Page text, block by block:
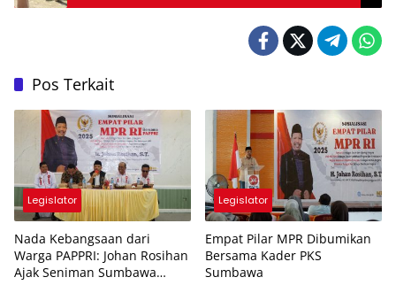
Pos Terkait
Legislator
Nada Kebangsaan dari
Warga PAPPRI: Johan Rosihan
Ajak Seniman Sumbawa
Legislator
Empat Pilar MPR Dibumikan
Bersama Kader PKS
Sumbawa